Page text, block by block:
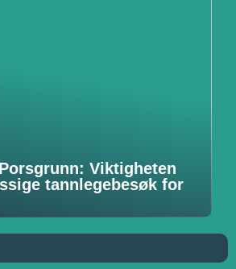
Viktigheten
tannlegebesøk for